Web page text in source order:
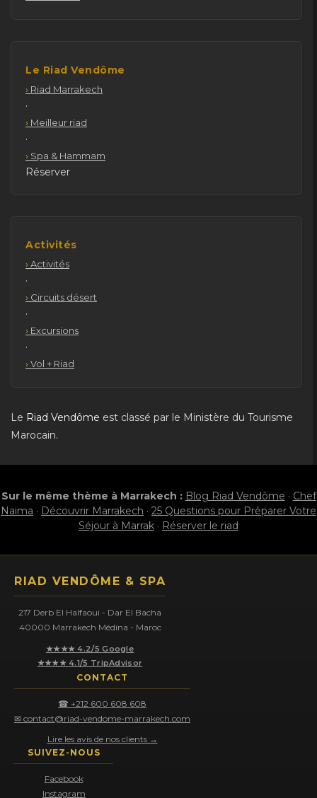
Le Riad Vendôme
Riad Marrakech
·
Meilleur riad
·
Spa & Hammam
Réserver
Activités
Activités
·
Circuits désert
·
Excursions
·
Vol + Riad
Le Riad Vendôme est classé par le Ministère du Tourisme
Marocain.
Sur le même thème à Marrakech : Blog Riad Vendôme · Chef
Naima · Découvrir Marrakech · 25 Questions pour Préparer Votre
Séjour à Marrak · Réserver le riad
RIAD VENDÔME & SPA
217 Derb El Halfaoui - Dar El Bacha
40000 Marrakech Médina - Maroc
★★★★ 4.2/5 Google
★★★★ 4.1/5 TripAdvisor
CONTACT
☎ +212 600 608 608
✉ contact@riad-vendome-marrakech.com
Lire les avis de nos clients →
SUIVEZ-NOUS
Facebook
Instagram